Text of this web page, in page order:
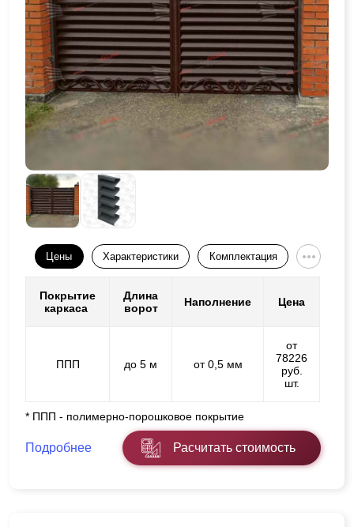
Цены Характеристики Комплектация
Покрытие
каркаса
Длина
ворот
Наполнение Цена
ППП до 5 м от 0,5 мм
от
78226
руб.
шт.
* ППП - полимерно-порошковое покрытие
Подробнее Расчитать стоимость